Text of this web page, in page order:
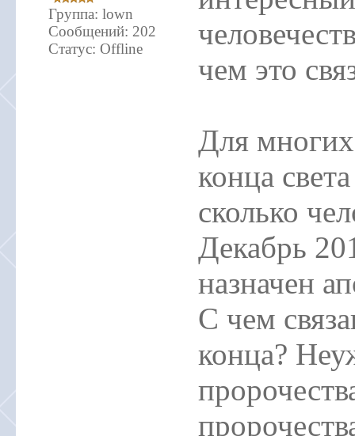
Группа: lown
Сообщений: 202
Статус: Offline
чем это
Для
конца
сколько
Декабрь
назначен
С чем
конца?